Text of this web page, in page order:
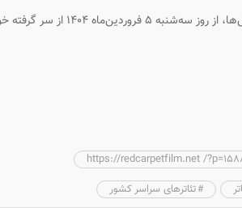
۵ فروردین‌ماه ۱۴۰۴ از سر گرفته خواهد شد.
https://redcarpetfilm.net /
تئاترهای سراسر کشور